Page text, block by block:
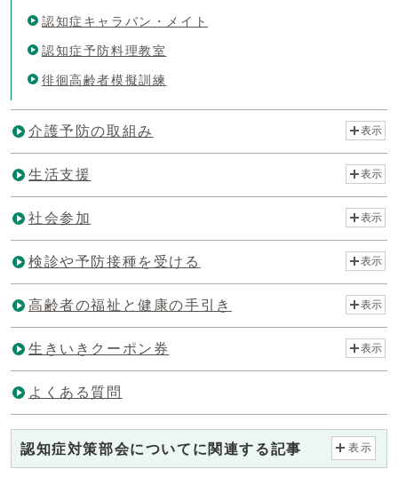
認知症キャラバン・メイト
認知症予防料理教室
徘徊高齢者模擬訓練
介護予防の取組み 表示
生活支援 表示
社会参加 表示
検診や予防接種を受ける 表示
高齢者の福祉と健康の手引き 表示
生きいきクーポン券 表示
よくある質問
認知症対策部会についてに関連する記事 表示